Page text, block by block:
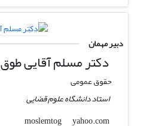
دبیر مهمان
دکتر مسلم آقایی طوق
حقوق عمومی
استاد دانشگاه علوم قضایی
moslemtog
yahoo.com